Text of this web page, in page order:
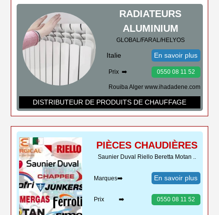
RADIATEURS
ALUMINIUM
GLOBAL/FARAL/HELYOS
Italie En savoir plus
Prix ➡️ 0550 08 11 52
Rouiba Alger www.ihadadene.com
DISTRIBUTEUR DE PRODUITS DE CHAUFFAGE
PIÈCES CHAUDIÈRES
Saunier Duval Riello Beretta Motan ..
Marques➡️ En savoir plus
Prix ➡️ 0550 08 11 52